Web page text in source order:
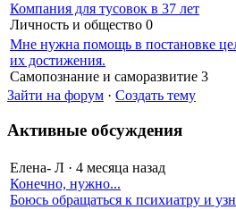
Компания для тусовок в 37 лет
Личность и общество 0
Мне нужна помощь в постановке
их достижения.
Самопознание и саморазвитие 3
Зайти на форум · Создать тему
Активные обсуждения
Елена- Л · 4 месяца назад
Конечно, нужно...
Боюсь обращаться к психиатру и